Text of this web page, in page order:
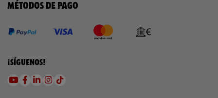
MÉTODOS DE PAGO
¡SÍGUENOS!